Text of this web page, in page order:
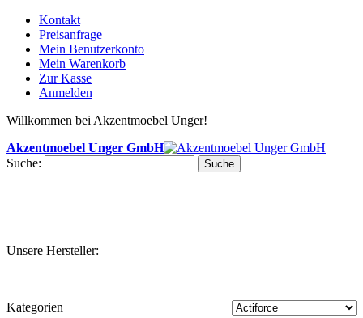
Kontakt
Preisanfrage
Mein Benutzerkonto
Mein Warenkorb
Zur Kasse
Anmelden
Willkommen bei Akzentmoebel Unger!
Akzentmoebel Unger GmbH
Suche:
Suche
Unsere Hersteller:
Kategorien